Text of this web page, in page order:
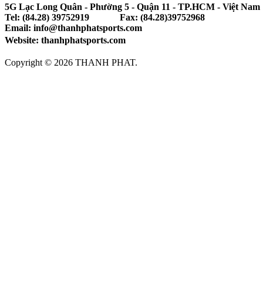
5G Lạc Long Quân - Phường 5 - Quận 11 - TP.HCM - Việt Nam
Tel: (84.28) 39752919 Fax: (84.28)39752968
Email: info@thanhphatsports.com
Website: thanhphatsports.com
Copyright © 2026 THANH PHAT.